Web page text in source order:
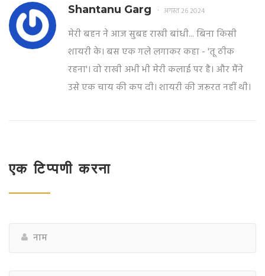
Shantanu Garg अगस्त 26 2024
मेरी बहन ने आज सुबह राखी बांधी... बिना किसी
शायरी के। बस एक गले लगाकर कहा - 'तू ठीक
रहना'। वो राखी अभी भी मेरी कलाई पर है। और मैंने
उसे एक चाय की कप दी। शायरी की जरूरत नहीं थी।
एक टिप्पणी करना